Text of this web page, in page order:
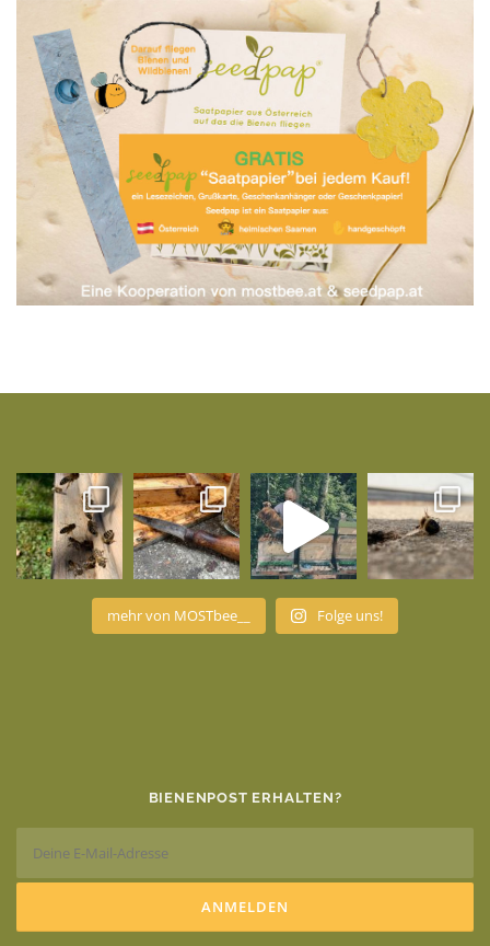
mehr von MOSTbee__ Folge uns!
BIENENPOST ERHALTEN?